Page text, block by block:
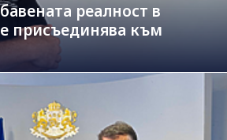
реалност в
присъединява към